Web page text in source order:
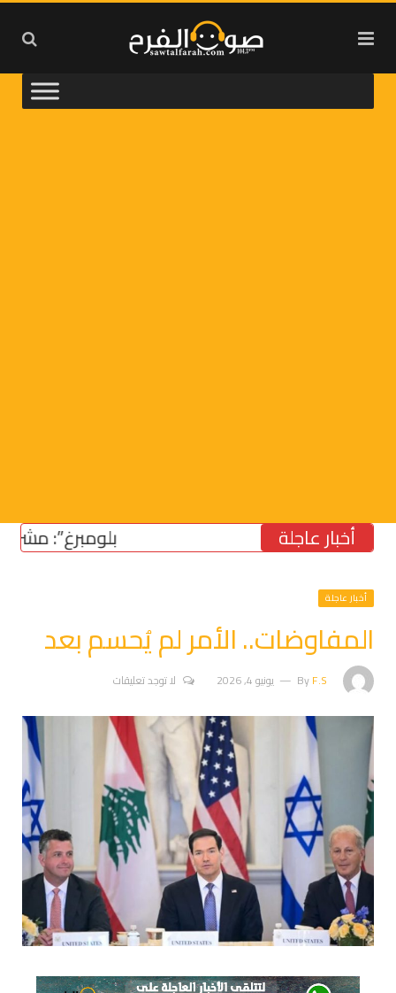
أخبار عاجلة “بلومبرغ”: مشروع
أخبار عاجلة
المفاوضات.. الأمر لم يُحسم بعد
ByF.S يونيو 4, 2026 لا توجد تعليقات